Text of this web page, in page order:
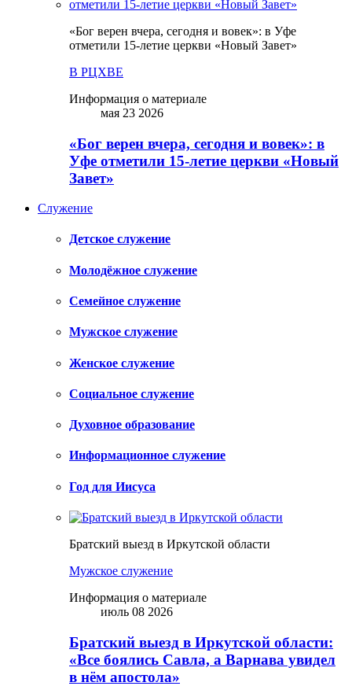
«Бог верен вчера, сегодня и вовек»: в Уфе
отметили 15-летие церкви «Новый Завет»
В РЦХВЕ
Информация о материале
мая 23 2026
«Бог верен вчера, сегодня и вовек»: в
Уфе отметили 15-летие церкви «Новый
Завет»
Служение
Детское служение
Молодёжное служение
Семейное служение
Мужское служение
Женское служение
Социальное служение
Духовное образование
Информационное служение
Год для Иисуса
Братский выезд в Иркутской области
Мужское служение
Информация о материале
июль 08 2026
Братский выезд в Иркутской области:
«Все боялись Савла, а Варнава увидел
в нём апостола»